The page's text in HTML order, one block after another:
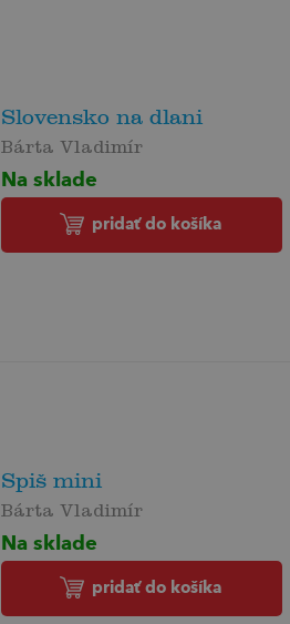
Slovensko na dlani
Bárta Vladimír
Na sklade
pridať do košíka
Spiš mini
Bárta Vladimír
Na sklade
pridať do košíka